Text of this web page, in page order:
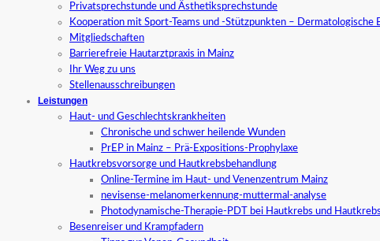
Privatsprechstunde und Ästhetiksprechstunde
Kooperation mit Sport-Teams und -Stützpunkten –
Mitgliedschaften
Barrierefreie Hautarztpraxis in Mainz
Ihr Weg zu uns
Stellenausschreibungen
Leistungen
Haut- und Geschlechtskrankheiten
Chronische und schwer heilende Wunden
PrEP in Mainz – Prä-Expositions-Prophylaxe
Hautkrebsvorsorge und Hautkrebsbehandlung
Online-Termine im Haut- und Venenzentrum Mainz
nevisense-melanomerkennung-muttermal-analyse
Photodynamische-Therapie-PDT bei Hautkrebs und
Besenreiser und Krampfadern